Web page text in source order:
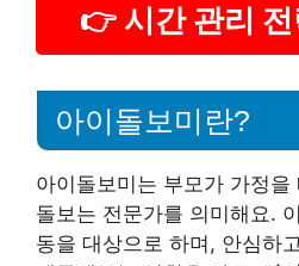
👉 시간 관리
아이돌보미란?
아이돌보미는 부모가 가정
돌보는 전문가를 의미해요.
동을 대상으로 하며, 안심하